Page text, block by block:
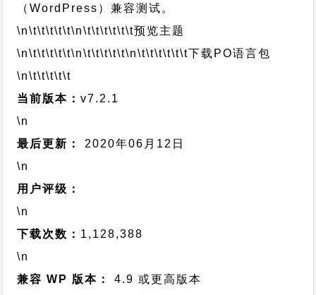
（WordPress）兼容测试。
\n\t\t\t\t\t\n\t\t\t\t\t\t预览主题
\n\t\t\t\t\t\n\t\t\t\t\t\n\t\t\t\t\t\t下载PO语言包
\n\t\t\t\t\t
当前版本：v7.2.1
\n
最后更新：
2020年06月12日
\n
用户评级：
\n
下载次数： 1,128,388
\n
兼容 WP 版本：
4.9 或更高版本